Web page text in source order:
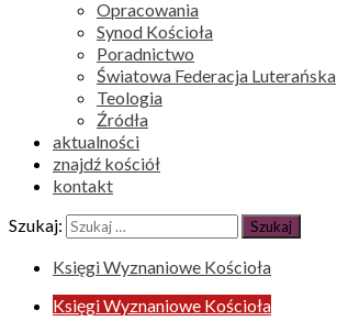
Opracowania
Synod Kościoła
Poradnictwo
Światowa Federacja Luterańska
Teologia
Źródła
aktualności
znajdź kościół
kontakt
Szukaj:
Księgi Wyznaniowe Kościoła
Księgi Wyznaniowe Kościoła